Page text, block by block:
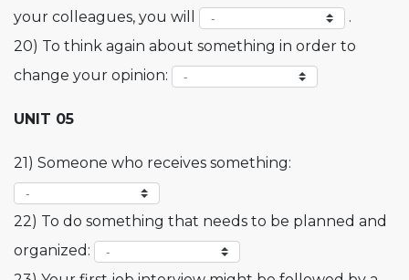
your colleagues, you will
.
20) To think again about something in order to
change your opinion:
UNIT 05
21) Someone who receives something:
22) To do something that needs to be planned and
organized: